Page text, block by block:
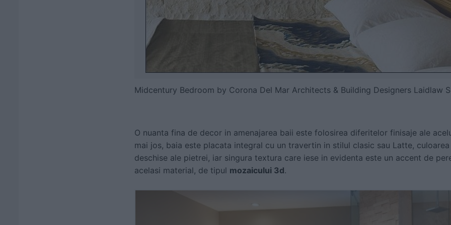
Midcentury Bedroom by Corona Del Mar Architects & Building Designers Laidlaw
O nuanta fina de decor in amenajarea baii este folosirea diferitelor finisaje ale
mai jos, baia este placata integral cu un travertin in stilul clasic sau Latte,
deschise ale pietrei, iar singura textura care iese in evidenta este un accent de
acelasi material, de tipul mozaicului 3d.